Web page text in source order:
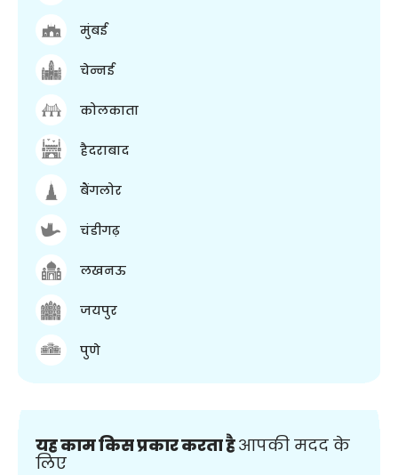
मुंबई
चेन्नई
कोलकाता
हैदराबाद
बैंगलोर
चंडीगढ़
लखनऊ
जयपुर
पुणे
यह काम किस प्रकार करता हैआपकी मदद के
लिए